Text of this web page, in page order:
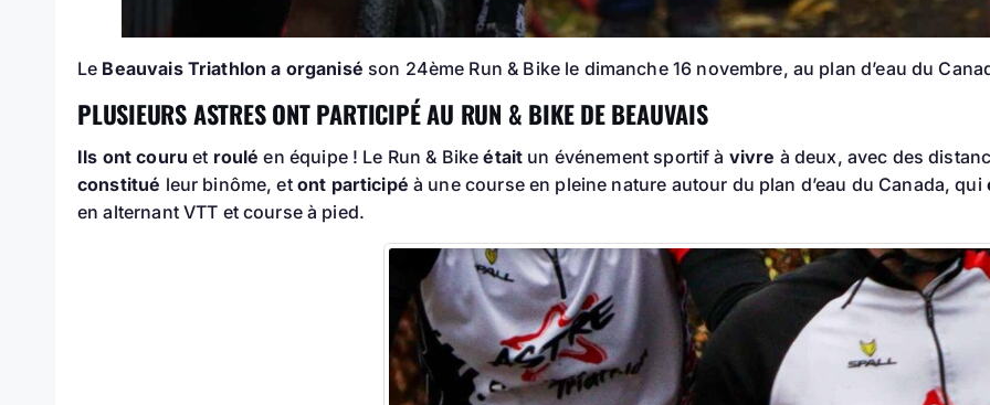
Le Beauvais Triathlon a organisé son 24ème Run & Bike le dimanche 16 novembre, au plan d’eau du
PLUSIEURS ASTRES ONT PARTICIPÉ AU RUN & BIKE DE BEAUVAIS
Ils ont couru et roulé en équipe ! Le Run & Bikeétait un événement sportif à vivre à deux, avec des
constitué leur binôme, et ont participé à une course en pleine nature autour du plan d’eau du Canada, qui
en alternant VTT et course à pied.